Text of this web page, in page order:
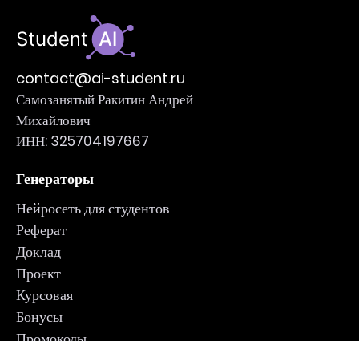
contact@ai-student.ru
Самозанятый Ракитин Андрей
Михайлович
ИНН: 325704197667
Генераторы
Нейросеть для студентов
Реферат
Доклад
Проект
Курсовая
Бонусы